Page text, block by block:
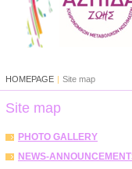
HOMEPAGE | Site map
Site map
PHOTO GALLERY
NEWS-